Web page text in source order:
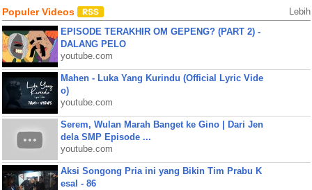
Populer Videos Lebih
EPISODE TERAKHIR OM GEPENG? (PART 2) -
DALANG PELO
youtube.com
Mahen - Luka Yang Kurindu (Official Lyric Vide
o)
youtube.com
Serem, Wulan Marah Banget ke Gino | Dari Jen
dela SMP Episode ...
youtube.com
Aksi Songong Pria ini yang Bikin Tim Prabu K
esal - 86